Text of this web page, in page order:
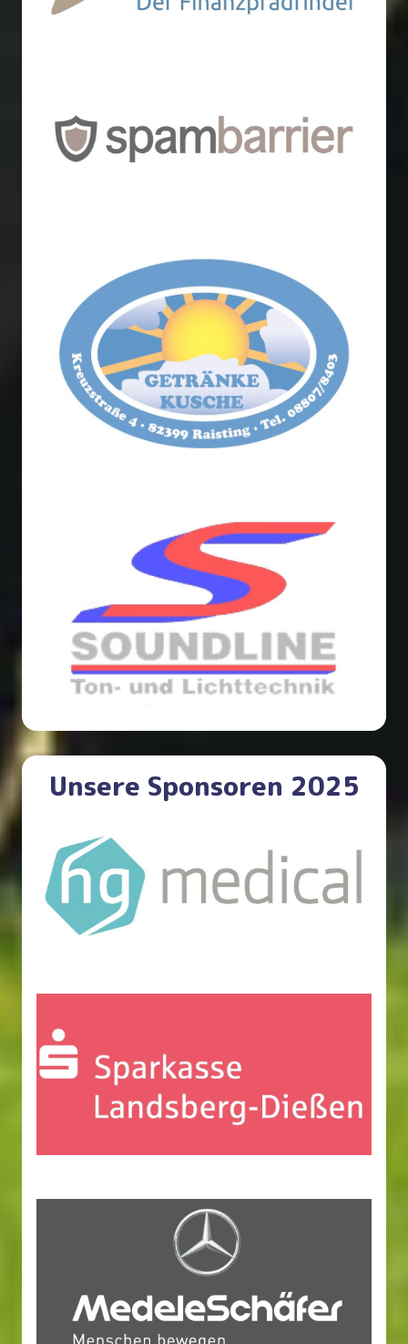
Unsere Sponsoren 2025